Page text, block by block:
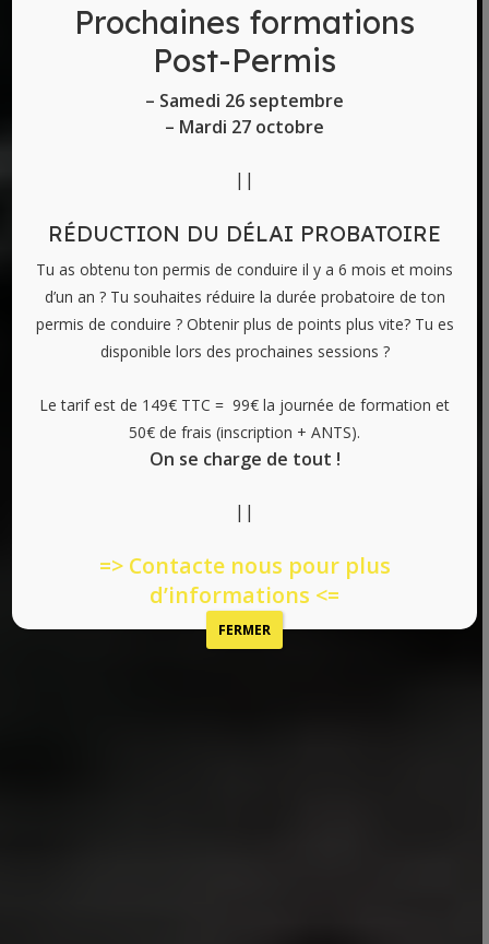
Auto-moto-école
des Lycées
Passez le permis auto et le permis moto à
Nice (06), dans une ambiance familiale !
Envoyer un message
04 93 71 91 59
Prochaines formations
Post-Permis
– Samedi 26 septembre
– Mardi 27 octobre
||
RÉDUCTION DU DÉLAI PROBATOIRE
Tu as obtenu ton permis de conduire il y a 6 mois et moins
d’un an ? Tu souhaites réduire la durée probatoire de ton
permis de conduire ? Obtenir plus de points plus vite? Tu es
disponible lors des prochaines sessions ?
Le tarif est de 149€ TTC = 99€ la journée de formation et
50€ de frais (inscription + ANTS).
On se charge de tout !
||
=> Contacte nous pour plus
d’informations <=
FERMER